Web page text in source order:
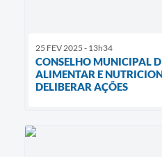
25 FEV 2025 - 13h34
CONSELHO MUNICIPAL
ALIMENTAR E
DELIBERAR AÇÕES